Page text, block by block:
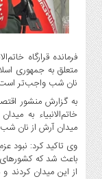
خودرو
استارت
آپ
و
فن
آوری
بانک
،
بیمه
و
ارز
متعلق به جمهوری
نان شب واجب‌تر
به گزارش منشور
خاتم‌الانبیاء به
میدان آرش از نان
وی تاکید کرد: نبود
باعث شد که
از این میدان کردند و